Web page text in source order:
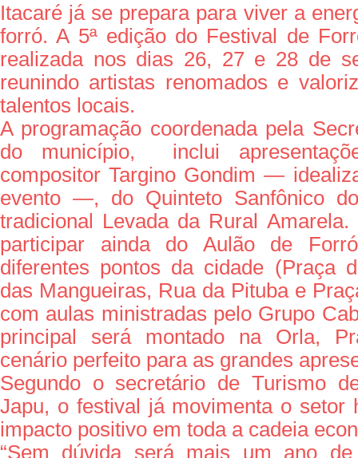
Itacaré já se prepara para viver a
forró. A 5ª edição do Festival de
realizada nos dias 26, 27 e 28 de
reunindo artistas renomados e
talentos locais.
A programação coordenada pela
do município, inclui
compositor Targino Gondim —
evento —, do Quinteto Sanfônico
tradicional Levada da Rural
participar ainda do Aulão de
diferentes pontos da cidade (Praça
das Mangueiras, Rua da Pituba e
com aulas ministradas pelo Grupo
principal será montado na Orla,
cenário perfeito para as grandes
Segundo o secretário de Turismo
Japu, o festival já movimenta o setor
impacto positivo em toda a cadeia
“Sem dúvida será mais um ano de